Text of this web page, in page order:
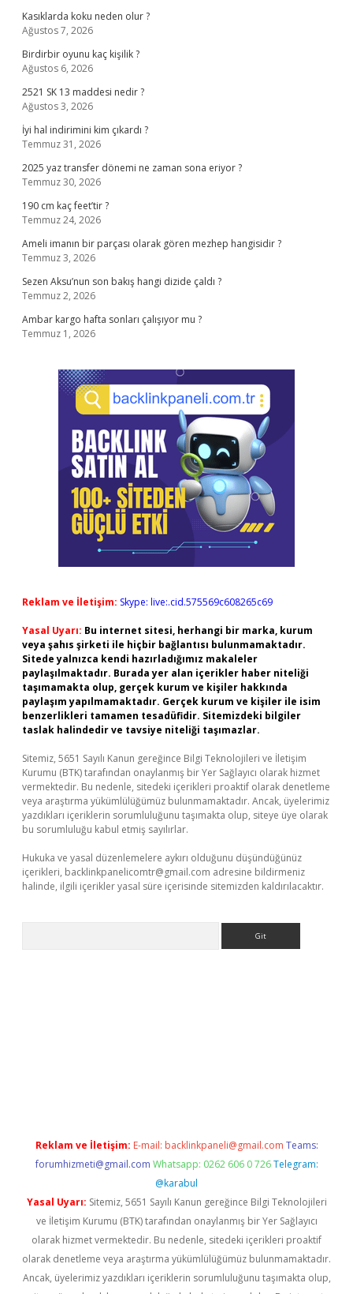
Kasıklarda koku neden olur ?
Ağustos 7, 2026
Birdirbir oyunu kaç kişilik ?
Ağustos 6, 2026
2521 SK 13 maddesi nedir ?
Ağustos 3, 2026
İyi hal indirimini kim çıkardı ?
Temmuz 31, 2026
2025 yaz transfer dönemi ne zaman sona eriyor ?
Temmuz 30, 2026
190 cm kaç feet’tir ?
Temmuz 24, 2026
Ameli imanın bir parçası olarak gören mezhep hangisidir ?
Temmuz 3, 2026
Sezen Aksu’nun son bakış hangi dizide çaldı ?
Temmuz 2, 2026
Ambar kargo hafta sonları çalışıyor mu ?
Temmuz 1, 2026
Reklam ve İletişim: Skype: live:.cid.575569c608265c69
Yasal Uyarı: Bu internet sitesi, herhangi bir marka, kurum
veya şahıs şirketi ile hiçbir bağlantısı bulunmamaktadır.
Sitede yalnızca kendi hazırladığımız makaleler
paylaşılmaktadır. Burada yer alan içerikler haber niteliği
taşımamakta olup, gerçek kurum ve kişiler hakkında
paylaşım yapılmamaktadır. Gerçek kurum ve kişiler ile isim
benzerlikleri tamamen tesadüfidir. Sitemizdeki bilgiler
taslak halindedir ve tavsiye niteliği taşımazlar.
Sitemiz, 5651 Sayılı Kanun gereğince Bilgi Teknolojileri ve İletişim
Kurumu (BTK) tarafından onaylanmış bir Yer Sağlayıcı olarak hizmet
vermektedir. Bu nedenle, sitedeki içerikleri proaktif olarak denetleme
veya araştırma yükümlülüğümüz bulunmamaktadır. Ancak, üyelerimiz
yazdıkları içeriklerin sorumluluğunu taşımakta olup, siteye üye olarak
bu sorumluluğu kabul etmiş sayılırlar.
Hukuka ve yasal düzenlemelere aykırı olduğunu düşündüğünüz
içerikleri, backlinkpanelicomtr@gmail.com adresine bildirmeniz
halinde, ilgili içerikler yasal süre içerisinde sitemizden kaldırılacaktır.
Reklam ve İletişim: E-mail: backlinkpaneli@gmail.com Teams:
forumhizmeti@gmail.com Whatsapp: 0262 606 0 726 Telegram:
@karabul
Yasal Uyarı: Sitemiz, 5651 Sayılı Kanun gereğince Bilgi Teknolojileri
ve İletişim Kurumu (BTK) tarafından onaylanmış bir Yer Sağlayıcı
olarak hizmet vermektedir. Bu nedenle, sitedeki içerikleri proaktif
olarak denetleme veya araştırma yükümlülüğümüz bulunmamaktadır.
Ancak, üyelerimiz yazdıkları içeriklerin sorumluluğunu taşımakta olup,